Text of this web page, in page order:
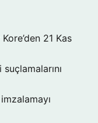
21 Kas